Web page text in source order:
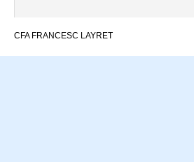
CFA FRANCESC LAYRET